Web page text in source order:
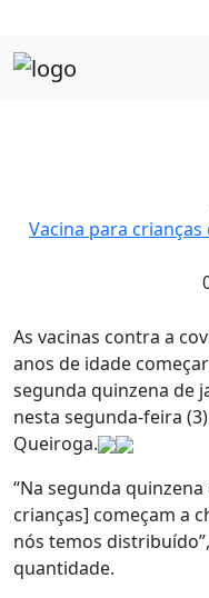
Vacina para
As vacinas contra a
anos de idade
segunda quinzena de
nesta segunda-feira
Queiroga.
“Na segunda
crianças] começam a
nós temos
quantidade.